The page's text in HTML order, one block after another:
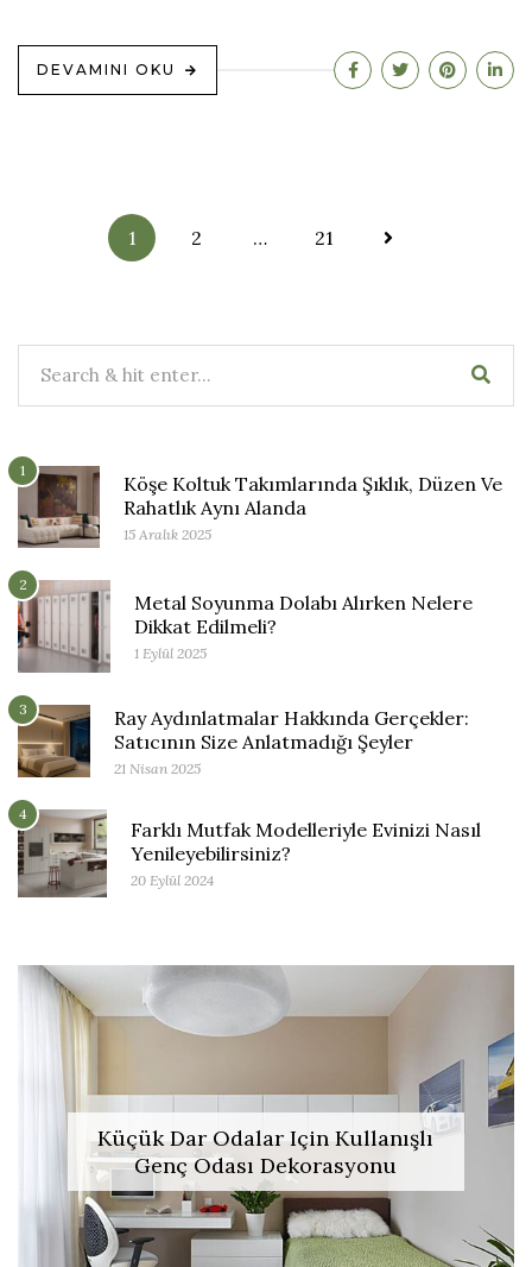
DEVAMINI OKU
Yazı
1 2 … 21
1
Köşe Koltuk Takımlarında Şıklık, Düzen Ve
Rahatlık Aynı Alanda
15 Aralık 2025
2
Metal Soyunma Dolabı Alırken Nelere
Dikkat Edilmeli?
1 Eylül 2025
3
Ray Aydınlatmalar Hakkında Gerçekler:
Satıcının Size Anlatmadığı Şeyler
21 Nisan 2025
4
Farklı Mutfak Modelleriyle Evinizi Nasıl
Yenileyebilirsiniz?
20 Eylül 2024
Küçük Dar Odalar Için Kullanışlı
Genç Odası Dekorasyonu